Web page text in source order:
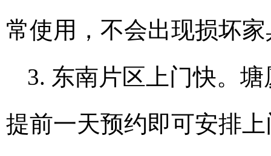
常使用，不会出现损坏
3. 东南片区上门快。
提前一天预约即可安排